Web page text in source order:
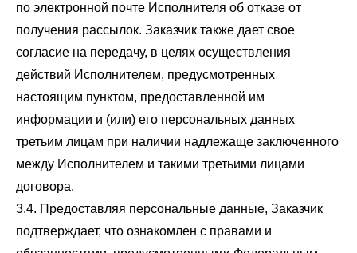
по электронной почте Исполнителя об отказе от
получения рассылок. Заказчик также дает свое
согласие на передачу, в целях осуществления
действий Исполнителем, предусмотренных
настоящим пунктом, предоставленной им
информации и (или) его персональных данных
третьим лицам при наличии надлежаще заключенного
между Исполнителем и такими третьими лицами
договора.
3.4. Предоставляя персональные данные, Заказчик
подтверждает, что ознакомлен с правами и